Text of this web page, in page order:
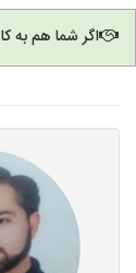
اگر شما هم به